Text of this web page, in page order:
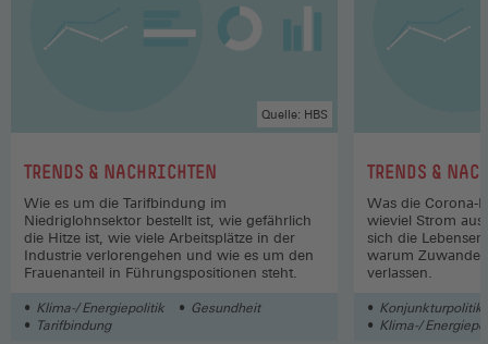
:
TRENDS & NACHRICHTEN
Quelle: HBS
Wie es um die Tarifbindung im
Niedriglohnsektor bestellt ist, wie gefährlich
die Hitze ist, wie viele Arbeitsplätze in der
Industrie verlorengehen und wie es um den
Frauenanteil in Führungspositionen steht.
Klima-/ Energiepolitik
Gesundheit
Tarifbindung
:
TRENDS &
Was die Corona-
wieviel Strom
sich die
warum
verlassen.
Konjunkturpolitik
Klima-/